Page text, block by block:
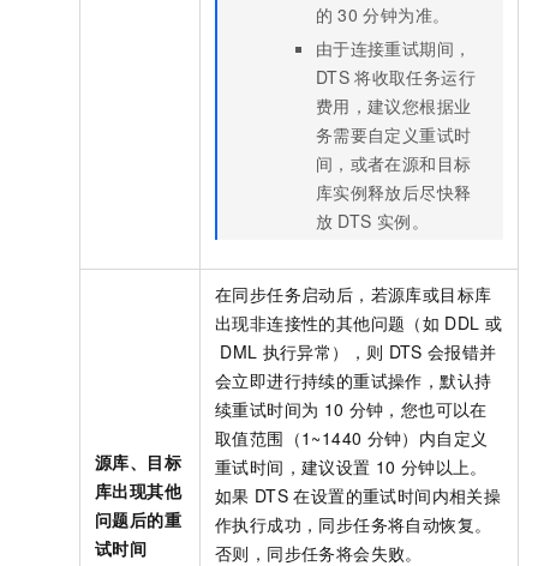
的 30 分钟为准。
由于连接重试期间，
DTS 将收取任务运行
费用，建议您根据业
务需要自定义重试时
间，或者在源和目标
库实例释放后尽快释
放 DTS 实例。
源库、目标
库出现其他
问题后的重
试时间
在同步任务启动后，若源库或目标库
出现非连接性的其他问题（如 DDL 或
DML 执行异常），则 DTS 会报错并
会立即进行持续的重试操作，默认持
续重试时间为 10 分钟，您也可以在
取值范围（1~1440 分钟）内自定义
重试时间，建议设置 10 分钟以上。
如果 DTS 在设置的重试时间内相关操
作执行成功，同步任务将自动恢复。
否则，同步任务将会失败。